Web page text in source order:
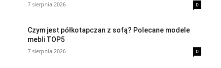
7 sierpnia 2026 0
Czym jest półkotapczan z sofą? Polecane modele
mebli TOP5
7 sierpnia 2026 0